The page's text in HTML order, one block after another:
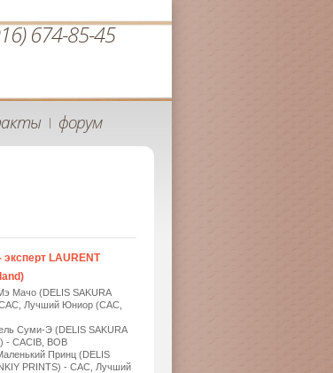
674-85-45
| форум
LAURENT
Мачо (DELIS SAKURA
САС, Лучший Юниор (САС,
Суми-Э (DELIS SAKURA
- САСIB, BOB
Принц (DELIS
PRINTS) - САС, Лучший